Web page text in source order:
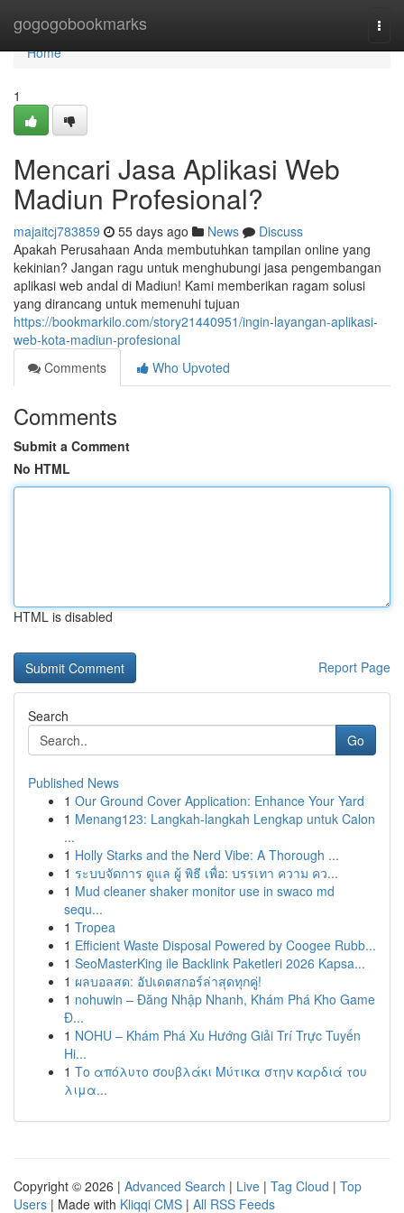
gogogobookmarks
Home
Home
1
Mencari Jasa Aplikasi Web
Madiun Profesional?
majaitcj783859 55 days ago News
Discuss
Apakah Perusahaan Anda membutuhkan tampilan online yang
kekinian? Jangan ragu untuk menghubungi jasa pengembangan
aplikasi web andal di Madiun! Kami memberikan ragam solusi
yang dirancang untuk memenuhi tujuan
https://bookmarkilo.com/story21440951/ingin-layangan-aplikasi-
web-kota-madiun-profesional
Comments
Who Upvoted
Comments
Submit a Comment
No HTML
HTML is disabled
Report Page
Search
Go
Published News
1 Our Ground Cover Application: Enhance Your Yard
1 Menang123: Langkah-langkah Lengkap untuk Calon
...
1 Holly Starks and the Nerd Vibe: A Thorough ...
1 ระบบจัดการ ดูแล ผู้ พิธี เพื่อ: บรรเทา ความ คว...
1 Mud cleaner shaker monitor use in swaco md
sequ...
1 Tropea
1 Efficient Waste Disposal Powered by Coogee Rubb...
1 SeoMasterKing ile Backlink Paketleri 2026 Kapsa...
1 ผลบอลสด: อัปเดตสกอร์ล่าสุดทุกคู่!
1 nohuwin – Đăng Nhập Nhanh, Khám Phá Kho Game
Đ...
1 NOHU – Khám Phá Xu Hướng Giải Trí Trực Tuyến
Hi...
1 Το απόλυτο σουβλάκι Μύτικα στην καρδιά του
λιμα...
Copyright © 2026 | Advanced Search | Live | Tag Cloud | Top
Users | Made with Kliqqi CMS | All RSS Feeds